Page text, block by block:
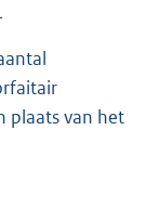
plaats van het